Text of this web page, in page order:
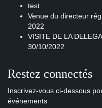
test
Venue du directeur
2022
VISITE DE LA
30/10/2022
Restez connectés
Inscrivez-vous ci-dessous
événements